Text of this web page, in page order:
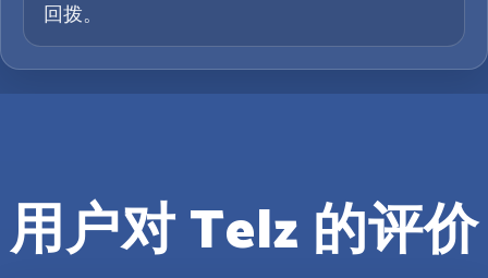
回拨。
用户对 Telz 的评价